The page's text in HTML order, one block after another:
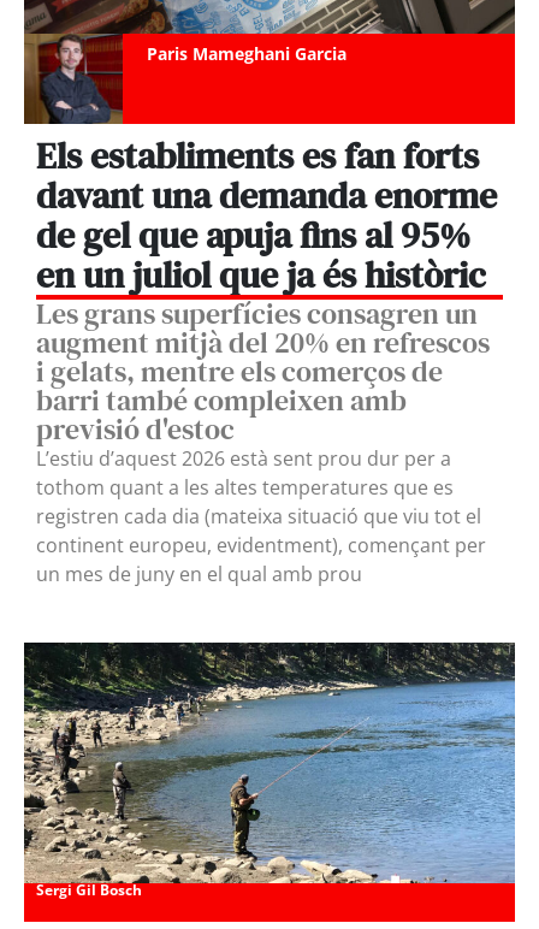
Paris Mameghani Garcia
Els establiments es fan forts
davant una demanda enorme
de gel que apuja fins al 95%
en un juliol que ja és històric
Les grans superfícies consagren un
augment mitjà del 20% en refrescos
i gelats, mentre els comerços de
barri també compleixen amb
previsió d'estoc
L’estiu d’aquest 2026 està sent prou dur per a
tothom quant a les altes temperatures que es
registren cada dia (mateixa situació que viu tot el
continent europeu, evidentment), començant per
un mes de juny en el qual amb prou
Sergi Gil Bosch